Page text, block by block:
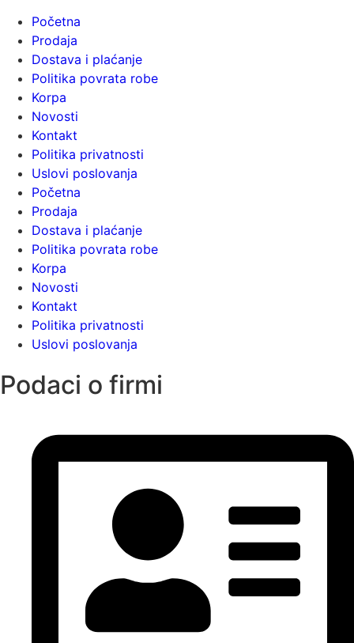
Početna
Prodaja
Dostava i plaćanje
Politika povrata robe
Korpa
Novosti
Kontakt
Politika privatnosti
Uslovi poslovanja
Početna
Prodaja
Dostava i plaćanje
Politika povrata robe
Korpa
Novosti
Kontakt
Politika privatnosti
Uslovi poslovanja
Podaci o firmi